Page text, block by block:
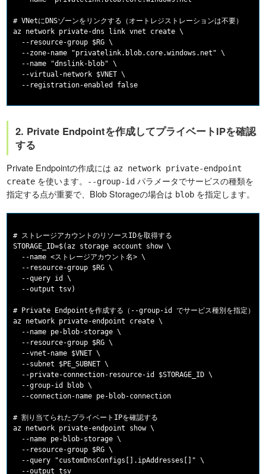
# VNetにDNSゾーンをリンクする（オートレジストレーションは不要）
az network private-dns link vnet create \
  --resource-group $RG \
  --zone-name "privatelink.blob.core.windows.net" \
  --name "dnslink-blob" \
  --virtual-network $VNET \
2. Private Endpointを作成してプライベートIPを確認
する
Private Endpointの作成には az network private-endpoint
create を使います。 --group-id パラメータでサービスの種類を
指定する点が重要で、Blob Storageの場合は blob を指定します。
# ストレージアカウントのリソースIDを取得する
STORAGE_ID=$(az storage account show \
  --name <ストレージアカウント名> \
  --resource-group $RG \
  --query id \
  --output tsv)
# Private Endpointを作成する（--group-id でサービス種別を指定）
az network private-endpoint create \
  --name pe-blob-storage \
  --resource-group $RG \
  --vnet-name $VNET \
  --subnet $PE_SUBNET \
  --private-connection-resource-id $STORAGE_ID \
  --group-id blob \
  --connection-name pe-blob-connection
# 割り当てられたプライベートIPを確認する
az network private-endpoint show \
  --name pe-blob-storage \
  --resource-group $RG \
  --query "customDnsConfigs[].ipAddresses[]" \
  --output tsv